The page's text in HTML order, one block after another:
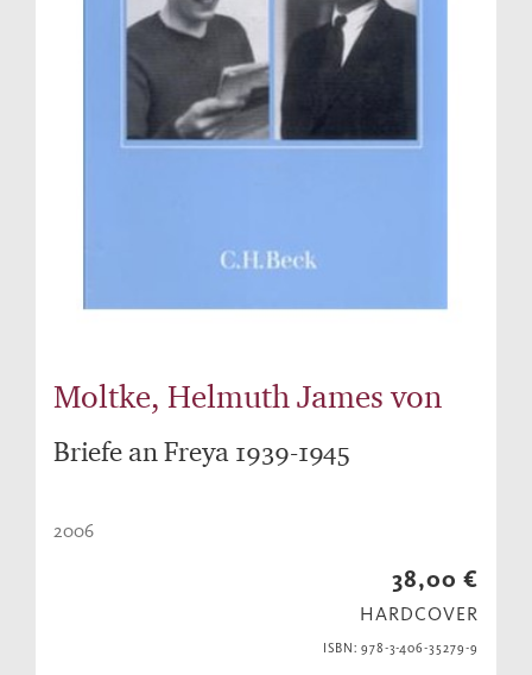
Moltke, Helmuth James von
Briefe an Freya 1939-1945
2006
38,00 €
HARDCOVER
ISBN: 978-3-406-35279-9